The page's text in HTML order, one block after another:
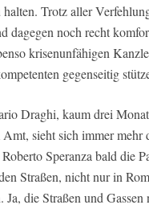
Trotz aller
dagegen noch recht
krisenunfähigen
gegenseitig
Draghi, kaum drei
sieht sich immer mehr
Speranza bald die
Straßen, nicht nur in
die Straßen und Gassen